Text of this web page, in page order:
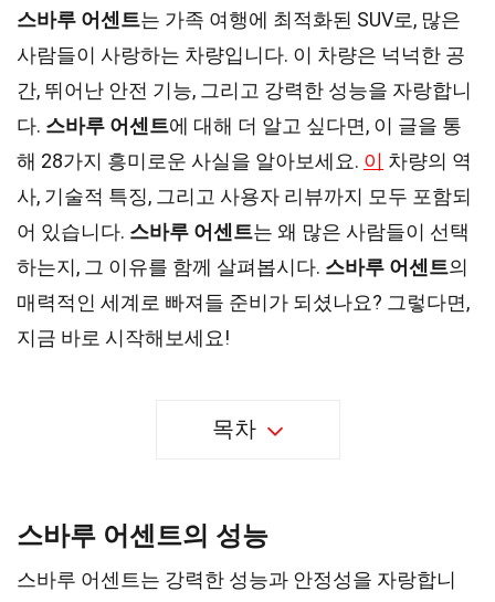
스바루 어센트는 가족 여행에 최적화된 SUV로, 많은
사람들이 사랑하는 차량입니다. 이 차량은 넉넉한 공
간, 뛰어난 안전 기능, 그리고 강력한 성능을 자랑합니
다. 스바루 어센트에 대해 더 알고 싶다면, 이 글을 통
해 28가지 흥미로운 사실을 알아보세요. 이 차량의 역
사, 기술적 특징, 그리고 사용자 리뷰까지 모두 포함되
어 있습니다. 스바루 어센트는 왜 많은 사람들이 선택
하는지, 그 이유를 함께 살펴봅시다. 스바루 어센트의
매력적인 세계로 빠져들 준비가 되셨나요? 그렇다면,
지금 바로 시작해보세요!
목차
스바루 어센트의 성능
스바루 어센트는 강력한 성능과 안정성을 자랑합니